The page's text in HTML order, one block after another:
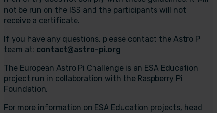
not be run on the ISS and the participants will not
receive a certificate.
If you have any questions, please contact the Astro Pi
team at: contact@astro-pi.org
The European Astro Pi Challenge is an ESA Education
project run in collaboration with the Raspberry Pi
Foundation.
For more information on ESA Education projects, head